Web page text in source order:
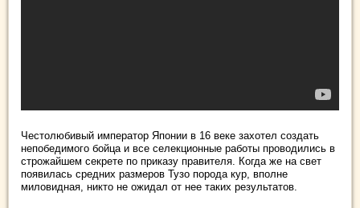
Честолюбивый император Японии в 16 веке захотел создать
непобедимого бойца и все селекционные работы проводились в
строжайшем секрете по приказу правителя. Когда же на свет
появилась средних размеров Тузо порода кур, вполне
миловидная, никто не ожидал от нее таких результатов.